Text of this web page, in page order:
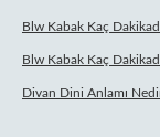
Blw Kabak Kaç
Blw Kabak Kaç
Divan Dini Anlamı